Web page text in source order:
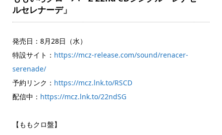
ルセレナーデ」
発売日：8月28日（水）
特設サイト： https://mcz-release.com/sound/renacer-
serenade/
予約リンク： https://mcz.lnk.to/RSCD
配信中： https://mcz.lnk.to/22ndSG
【ももクロ盤】